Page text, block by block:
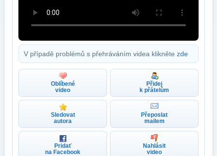
V případě problémů s přehráváním videa klikněte zde
Oblíbené
video
Přidej
k přátelům
Sledovat
autora
Přeposlat
mailem
Pridať
na Facebook
Nahlásit
video